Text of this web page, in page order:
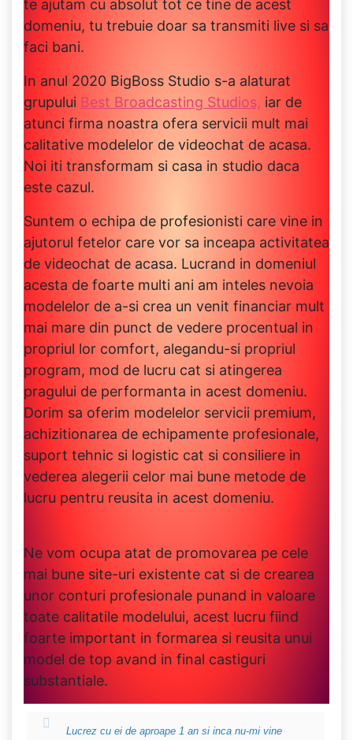
te ajutam cu absolut tot ce tine de acest
domeniu, tu trebuie doar sa transmiti live si sa
faci bani.
In anul 2020 BigBoss Studio s-a alaturat
grupului Best Broadcasting Studios, iar de
atunci firma noastra ofera servicii mult mai
calitative modelelor de videochat de acasa.
Noi iti transformam si casa in studio daca
este cazul.
Suntem o echipa de profesionisti care vine in
ajutorul fetelor care vor sa inceapa activitatea
de videochat de acasa. Lucrand in domeniul
acesta de foarte multi ani am inteles nevoia
modelelor de a-si crea un venit financiar mult
mai mare din punct de vedere procentual in
propriul lor comfort, alegandu-si propriul
program, mod de lucru cat si atingerea
pragului de performanta in acest domeniu.
Dorim sa oferim modelelor servicii premium,
achizitionarea de echipamente profesionale,
suport tehnic si logistic cat si consiliere in
vederea alegerii celor mai bune metode de
lucru pentru reusita in acest domeniu.
Ne vom ocupa atat de promovarea pe cele
mai bune site-uri existente cat si de crearea
unor conturi profesionale punand in valoare
toate calitatile modelului, acest lucru fiind
foarte important in formarea si reusita unui
model de top avand in final castiguri
substantiale.
Lucrez cu ei de aproape 1 an si inca nu-mi vine